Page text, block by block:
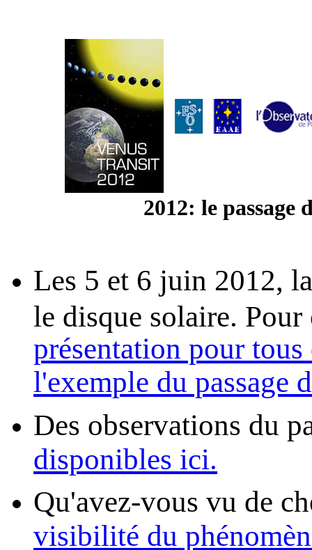
2012: le passage
Les 5 et 6 juin 2012,
le disque solaire.
présentation pour tous
l'exemple du passage
Des observations du
disponibles ici.
Qu'avez-vous vu de
visibilité du